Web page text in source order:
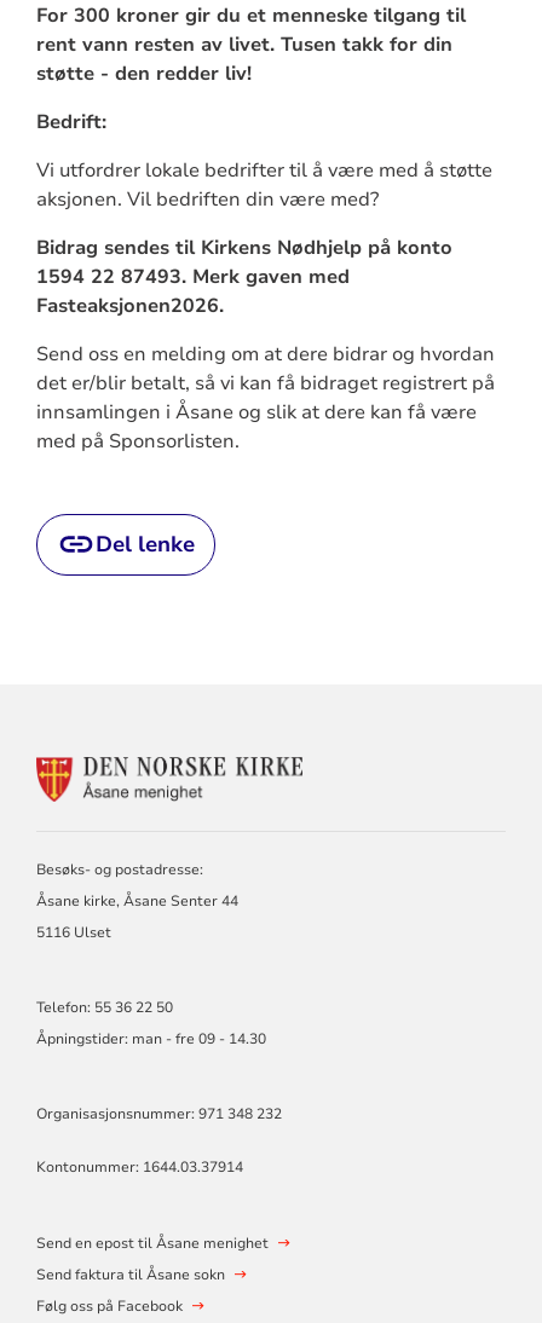
For 300 kroner gir du et menneske tilgang til
rent vann resten av livet. Tusen takk for din
støtte - den redder liv!
Bedrift:
Vi utfordrer lokale bedrifter til å være med å støtte
aksjonen. Vil bedriften din være med?
Bidrag sendes til Kirkens Nødhjelp på konto
1594 22 87493. Merk gaven med
Fasteaksjonen2026.
Send oss en melding om at dere bidrar og hvordan
det er/blir betalt, så vi kan få bidraget registrert på
innsamlingen i Åsane og slik at dere kan få være
med på Sponsorlisten.
Del lenke
KONTAKTINFORMASJON
Besøks- og postadresse:
Åsane kirke, Åsane Senter 44
5116 Ulset
Telefon: 55 36 22 50
Åpningstider: man - fre 09 - 14.30
Organisasjonsnummer: 971 348 232
Kontonummer: 1644.03.37914
Send en epost til Åsane menighet
Send faktura til Åsane sokn
Følg oss på Facebook